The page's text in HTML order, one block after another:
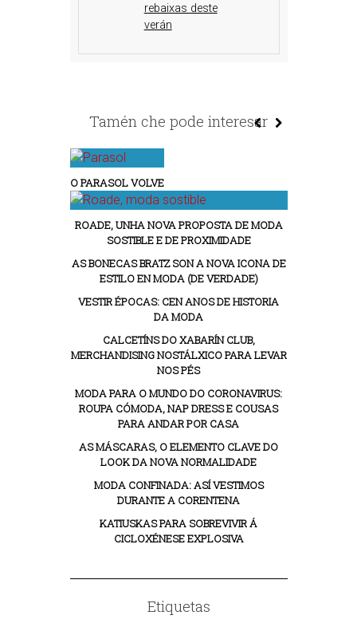
rebaixas deste
verán
Tamén che pode interesar
O PARASOL VOLVE
ROADE, UNHA NOVA PROPOSTA DE MODA
SOSTIBLE E DE PROXIMIDADE
AS BONECAS BRATZ SON A NOVA ICONA DE
ESTILO EN MODA (DE VERDADE)
VESTIR ÉPOCAS: CEN ANOS DE HISTORIA
DA MODA
CALCETÍNS DO XABARÍN CLUB,
MERCHANDISING NOSTÁLXICO PARA LEVAR
NOS PÉS
MODA PARA O MUNDO DO CORONAVIRUS:
ROUPA CÓMODA, NAP DRESS E COUSAS
PARA ANDAR POR CASA
AS MÁSCARAS, O ELEMENTO CLAVE DO
LOOK DA NOVA NORMALIDADE
MODA CONFINADA: ASÍ VESTIMOS
DURANTE A CORENTENA
KATIUSKAS PARA SOBREVIVIR Á
CICLOXÉNESE EXPLOSIVA
Etiquetas